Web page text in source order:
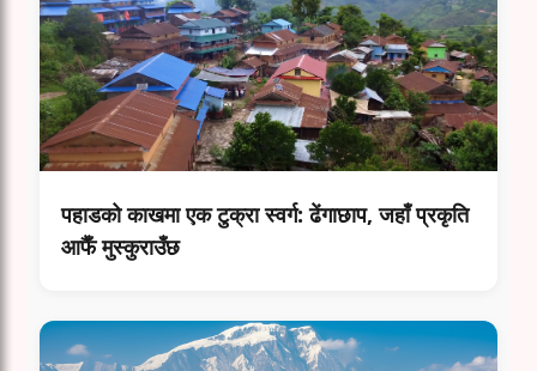
पहाडको काखमा एक टुक्रा स्वर्ग: ढेंगाछाप, जहाँ प्रकृति
आफैँ मुस्कुराउँछ